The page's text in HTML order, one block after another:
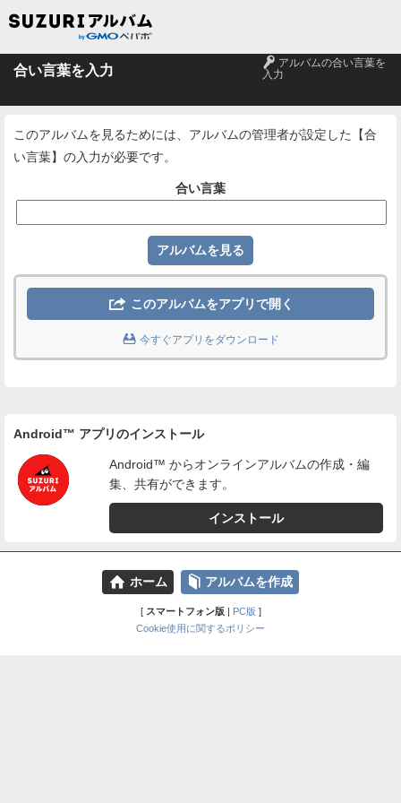
合い言葉を入力 🔑 アルバムの合い言葉を
入力
このアルバムを見るためには、アルバムの管理者が設定した【合
い言葉】の入力が必要です。
合い言葉
 このアルバムをアプリで開く
 今すぐアプリをダウンロード
Android™ アプリのインストール
Android™ からオンラインアルバムの作成・編
集、共有ができます。
インストール
⌂ ホーム 📕 アルバムを作成
[ スマートフォン版| PC版 ]
Cookie使用に関するポリシー